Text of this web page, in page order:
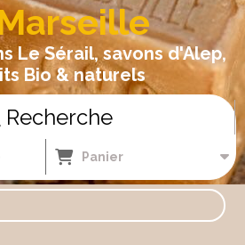
savons d'Alep,
Bio & naturels
Recherche
Panier